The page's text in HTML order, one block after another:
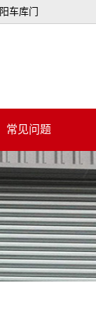
车库门
常见问题